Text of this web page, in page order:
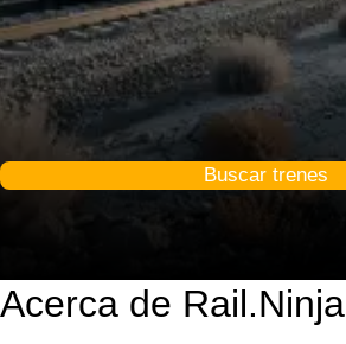
Buscar trenes
Acerca de Rail.Ninja